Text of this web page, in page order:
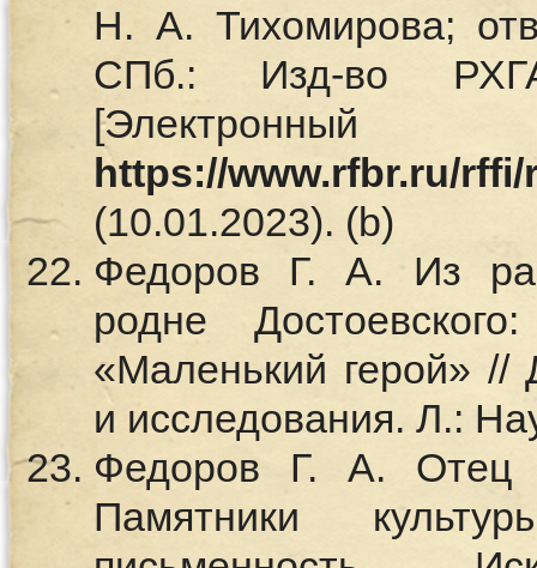
Н. А. Тихомирова;
СПб.: Изд-во
https://www.rfbr.ru/rffi/
(10.01.2023). (b)
Федоров Г. А. Из
родне
«Маленький герой» //
и исследования. Л.:
Федоров Г. А. Отец
Памятники